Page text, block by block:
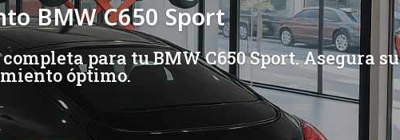
BMW C650 Sport
para tu BMW C650 Sport. Asegura su
óptimo.